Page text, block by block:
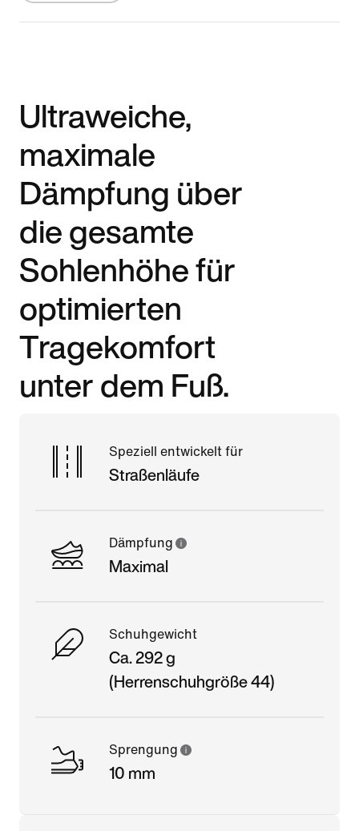
Ultraweiche,
maximale
Dämpfung über
die gesamte
Sohlenhöhe für
optimierten
Tragekomfort
unter dem Fuß.
Speziell entwickelt für
Straßenläufe
Dämpfung
Maximal
Schuhgewicht
Ca. 292 g
(Herrenschuhgröße 44)
Sprengung
10 mm